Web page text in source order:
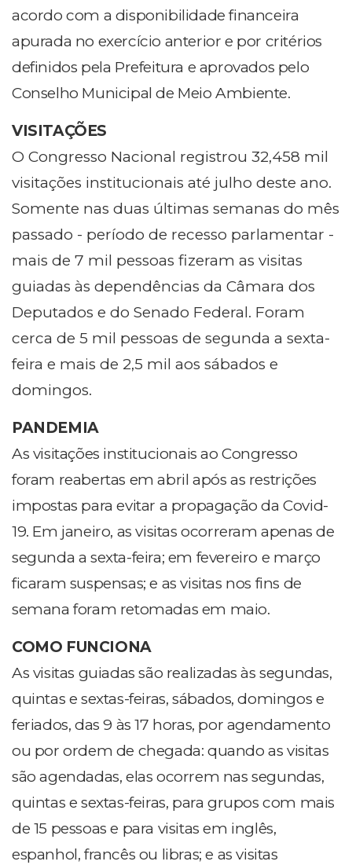
acordo com a disponibilidade financeira
apurada no exercício anterior e por critérios
definidos pela Prefeitura e aprovados pelo
Conselho Municipal de Meio Ambiente.
VISITAÇÕES
O Congresso Nacional registrou 32,458 mil
visitações institucionais até julho deste ano.
Somente nas duas últimas semanas do mês
passado - período de recesso parlamentar -
mais de 7 mil pessoas fizeram as visitas
guiadas às dependências da Câmara dos
Deputados e do Senado Federal. Foram
cerca de 5 mil pessoas de segunda a sexta-
feira e mais de 2,5 mil aos sábados e
domingos.
PANDEMIA
As visitações institucionais ao Congresso
foram reabertas em abril após as restrições
impostas para evitar a propagação da Covid-
19. Em janeiro, as visitas ocorreram apenas de
segunda a sexta-feira; em fevereiro e março
ficaram suspensas; e as visitas nos fins de
semana foram retomadas em maio.
COMO FUNCIONA
As visitas guiadas são realizadas às segundas,
quintas e sextas-feiras, sábados, domingos e
feriados, das 9 às 17 horas, por agendamento
ou por ordem de chegada: quando as visitas
são agendadas, elas ocorrem nas segundas,
quintas e sextas-feiras, para grupos com mais
de 15 pessoas e para visitas em inglês,
espanhol, francês ou libras; e as visitas